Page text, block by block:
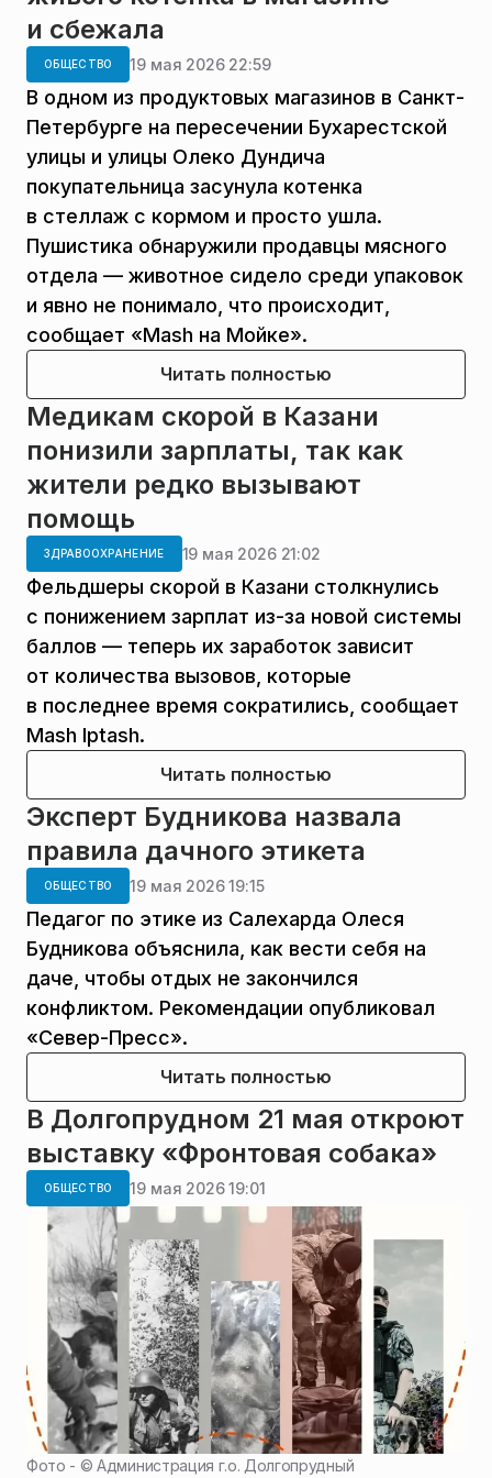
и сбежала
ОБЩЕСТВО 19 мая 2026 22:59
В одном из продуктовых магазинов в Санкт-
Петербурге на пересечении Бухарестской
улицы и улицы Олеко Дундича
покупательница засунула котенка
в стеллаж с кормом и просто ушла.
Пушистика обнаружили продавцы мясного
отдела — животное сидело среди упаковок
и явно не понимало, что происходит,
сообщает «Mash на Мойке».
Читать полностью
Медикам скорой в Казани
понизили зарплаты, так как
жители редко вызывают
помощь
ЗДРАВООХРАНЕНИЕ 19 мая 2026 21:02
Фельдшеры скорой в Казани столкнулись
с понижением зарплат из-за новой системы
баллов — теперь их заработок зависит
от количества вызовов, которые
в последнее время сократились, сообщает
Mash Iptash.
Читать полностью
Эксперт Будникова назвала
правила дачного этикета
ОБЩЕСТВО 19 мая 2026 19:15
Педагог по этике из Салехарда Олеся
Будникова объяснила, как вести себя на
даче, чтобы отдых не закончился
конфликтом. Рекомендации опубликовал
«Север-Пресс».
Читать полностью
В Долгопрудном 21 мая откроют
выставку «Фронтовая собака»
ОБЩЕСТВО 19 мая 2026 19:01
Фото - ©Администрация г.о. Долгопрудный